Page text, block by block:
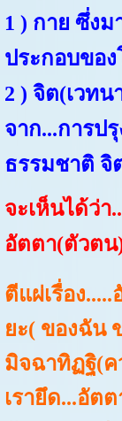
1 ) กาย ซึ่ง
ประกอบขอ
2 ) จิต(เวท
จาก...การป
ธรรมชาติ จิ
จะเห็นได้ว่า
อัตตา(ตัวต
ตีแผ่เรื่อง
ยะ( ของฉัน
มิจฉาทิฏฐิ(ค
เรายึด...อัตต